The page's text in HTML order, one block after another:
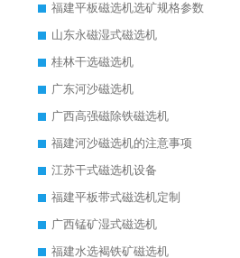
福建平板磁选机选矿规格参数
山东永磁湿式磁选机
桂林干选磁选机
广东河沙磁选机
广西高强磁除铁磁选机
福建河沙磁选机的注意事项
江苏干式磁选机设备
福建平板带式磁选机定制
广西锰矿湿式磁选机
福建水选褐铁矿磁选机